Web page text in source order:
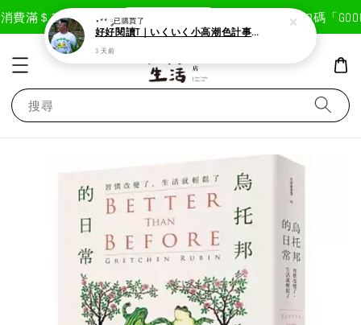
費滿＄1800免運費 現在去購物！ 首次註冊輸入折扣碼「
搜尋
⋆** ༘已購買了
好好閱讀T｜いくいく小高潮色計事務所X好好生活書店聯名款
3 天前